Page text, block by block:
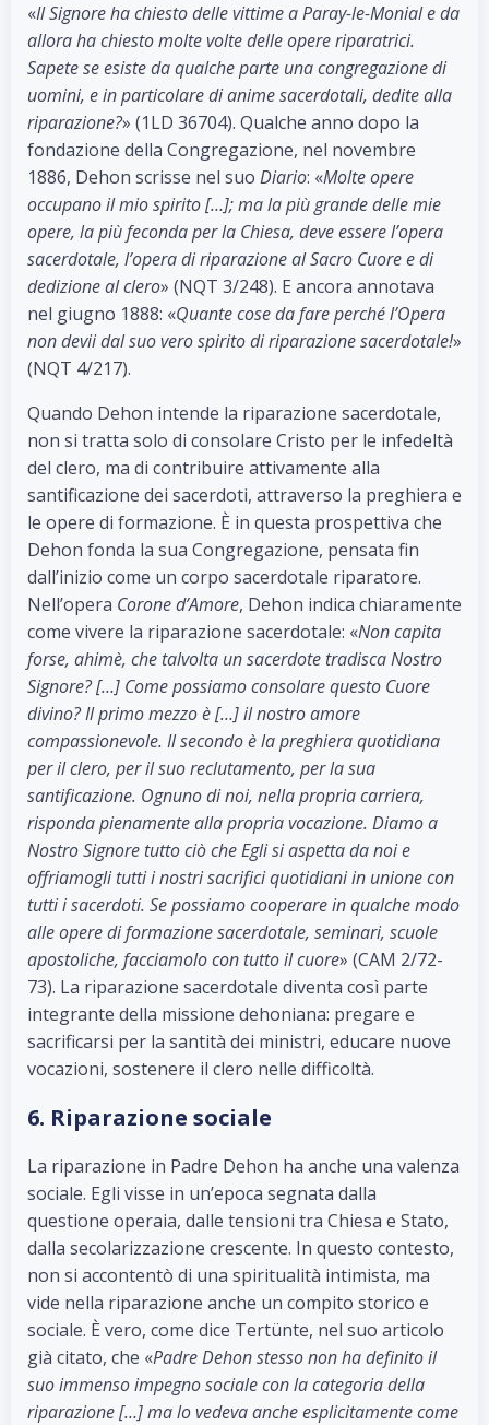
«Il Signore ha chiesto delle vittime a Paray-le-Monial e da
allora ha chiesto molte volte delle opere riparatrici.
Sapete se esiste da qualche parte una congregazione di
uomini, e in particolare di anime sacerdotali, dedite alla
riparazione?» (1LD 36704). Qualche anno dopo la
fondazione della Congregazione, nel novembre
1886, Dehon scrisse nel suo Diario: «Molte opere
occupano il mio spirito […]; ma la più grande delle mie
opere, la più feconda per la Chiesa, deve essere l’opera
sacerdotale, l’opera di riparazione al Sacro Cuore e di
dedizione al clero» (NQT 3/248). E ancora annotava
nel giugno 1888: «Quante cose da fare perché l’Opera
non devii dal suo vero spirito di riparazione sacerdotale!»
(NQT 4/217).
Quando Dehon intende la riparazione sacerdotale,
non si tratta solo di consolare Cristo per le infedeltà
del clero, ma di contribuire attivamente alla
santificazione dei sacerdoti, attraverso la preghiera e
le opere di formazione. È in questa prospettiva che
Dehon fonda la sua Congregazione, pensata fin
dall’inizio come un corpo sacerdotale riparatore.
Nell’opera Corone d’Amore, Dehon indica chiaramente
come vivere la riparazione sacerdotale: «Non capita
forse, ahimè, che talvolta un sacerdote tradisca Nostro
Signore? […] Come possiamo consolare questo Cuore
divino? Il primo mezzo è […] il nostro amore
compassionevole. Il secondo è la preghiera quotidiana
per il clero, per il suo reclutamento, per la sua
santificazione. Ognuno di noi, nella propria carriera,
risponda pienamente alla propria vocazione. Diamo a
Nostro Signore tutto ciò che Egli si aspetta da noi e
offriamogli tutti i nostri sacrifici quotidiani in unione con
tutti i sacerdoti. Se possiamo cooperare in qualche modo
alle opere di formazione sacerdotale, seminari, scuole
apostoliche, facciamolo con tutto il cuore» (CAM 2/72-
73). La riparazione sacerdotale diventa così parte
integrante della missione dehoniana: pregare e
sacrificarsi per la santità dei ministri, educare nuove
vocazioni, sostenere il clero nelle difficoltà.
6. Riparazione sociale
La riparazione in Padre Dehon ha anche una valenza
sociale. Egli visse in un’epoca segnata dalla
questione operaia, dalle tensioni tra Chiesa e Stato,
dalla secolarizzazione crescente. In questo contesto,
non si accontentò di una spiritualità intimista, ma
vide nella riparazione anche un compito storico e
sociale. È vero, come dice Tertünte, nel suo articolo
già citato, che «Padre Dehon stesso non ha definito il
suo immenso impegno sociale con la categoria della
riparazione […] ma lo vedeva anche esplicitamente come